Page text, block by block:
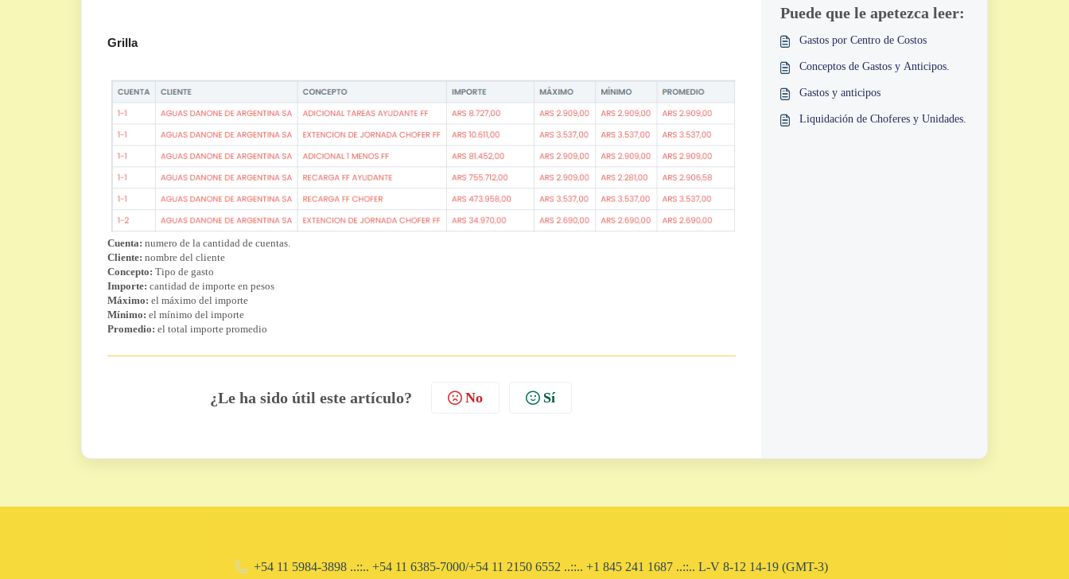
Grilla
Cuenta: numero de la cantidad de cuentas.
Cliente: nombre del cliente
Concepto: Tipo de gasto
Importe: cantidad de importe en pesos
Máximo: el máximo del importe
Mínimo: el mínimo del importe
Promedio: el total importe promedio
¿Le ha sido útil este artículo? No Sí
Puede que le apetezca leer:
Gastos por Centro de Costos
Conceptos de Gastos y Anticipos.
Gastos y anticipos
Liquidación de Choferes y Unidades.
+54 11 5984-3898 ..::.. +54 11 6385-7000/+54 11 2150 6552 ..::.. ​+1 845 241 1687 ..::.. L-V 8-12 14-19 (GMT-3)